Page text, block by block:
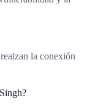
la conexión